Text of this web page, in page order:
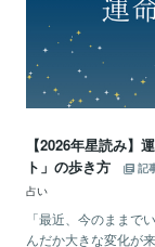
【2026年星読み】
ト」の歩き方
記
占い
「最近、今のままで
んだか大きな変化が